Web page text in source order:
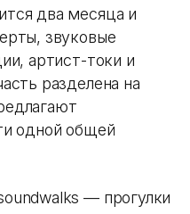
два месяца и
звуковые
артист-токи и
разделена на
одной общей
— прогулки